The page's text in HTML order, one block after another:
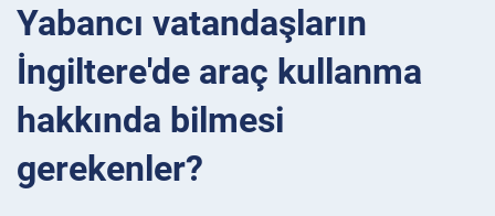
Yabancı vatandaşların
İngiltere'de araç kullanma
hakkında bilmesi
gerekenler?